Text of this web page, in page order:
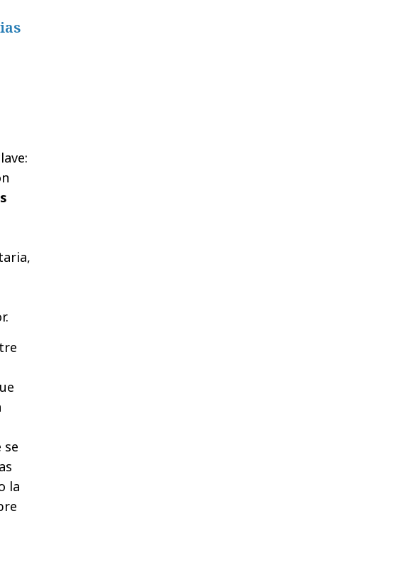
se
la